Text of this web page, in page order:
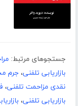
جستجوهای مرتبط:
بازاریابی تلفنی، جرم
نقدی مزاحمت تلفنی،
بازاریابی تلفنی،